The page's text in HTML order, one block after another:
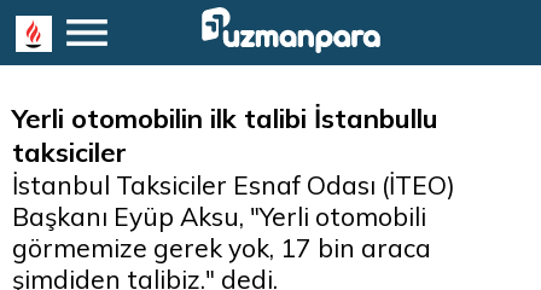
Yerli otomobilin ilk talibi İstanbullu
taksiciler
İstanbul Taksiciler Esnaf Odası (İTEO)
Başkanı Eyüp Aksu, "Yerli otomobili
görmemize gerek yok, 17 bin araca
şimdiden talibiz." dedi.